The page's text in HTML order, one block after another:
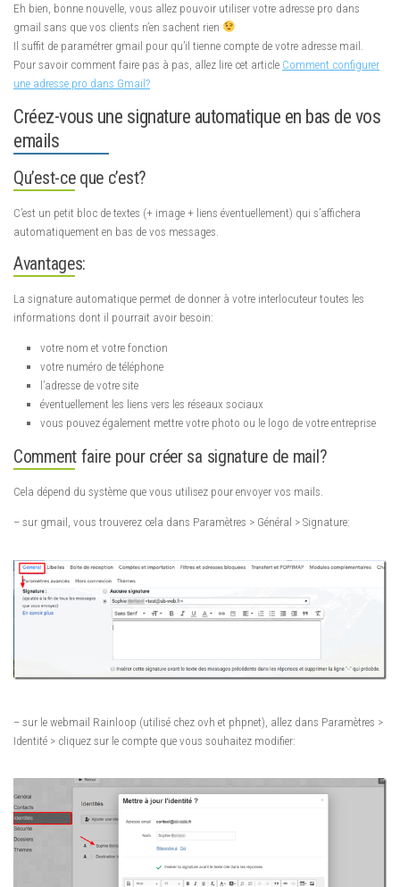
Eh bien, bonne nouvelle, vous allez pouvoir utiliser votre adresse pro dans
gmail sans que vos clients n’en sachent rien
Il suffit de paramétrer gmail pour qu’il tienne compte de votre adresse mail.
Pour savoir comment faire pas à pas, allez lire cet article Comment configurer
une adresse pro dans Gmail?
Créez-vous une signature automatique en bas de vos
emails
Qu’est-ce que c’est?
C’est un petit bloc de textes (+ image + liens éventuellement) qui s’affichera
automatiquement en bas de vos messages.
Avantages:
La signature automatique permet de donner à votre interlocuteur toutes les
informations dont il pourrait avoir besoin:
votre nom et votre fonction
votre numéro de téléphone
l’adresse de votre site
éventuellement les liens vers les réseaux sociaux
vous pouvez également mettre votre photo ou le logo de votre entreprise
Comment faire pour créer sa signature de mail?
Cela dépend du système que vous utilisez pour envoyer vos mails.
– sur gmail, vous trouverez cela dans Paramètres > Général > Signature:
– sur le webmail Rainloop (utilisé chez ovh et phpnet), allez dans Paramètres >
Identité > cliquez sur le compte que vous souhaitez modifier: